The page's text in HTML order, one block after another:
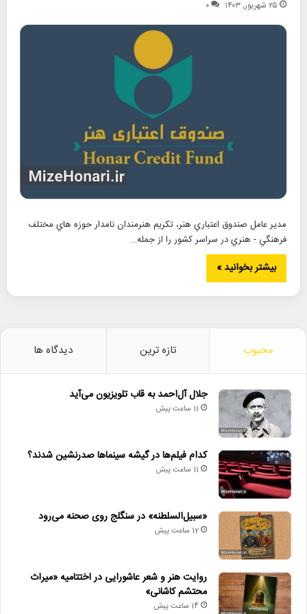
۲۵ شهریور, ۱۴۰۳ ۰
مدير عامل صندوق اعتباري هنر، تکريم هنرمندان نامدار حوزه هاي مختلف
فرهنگي - هنري در سراسر کشور را از جمله…
بیشتر بخوانید »
محبوب تازه ترین دیدگاه ها
جلال آل‌احمد به قاب تلویزیون می‌آید
11 ساعت پیش
کدام فیلم‌ها در گیشه سینماها صدرنشین شدند؟
11 ساعت پیش
«سبیل‌السلطنه» در سنگلج روی صحنه می‌رود
12 ساعت پیش
روایت هنر و شعر عاشورایی در اختتامیه «میراث
محتشم کاشانی»
14 ساعت پیش